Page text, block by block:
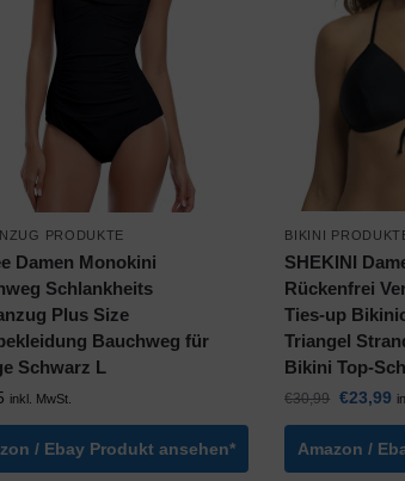
PRODUKTE
Damen Monokini
Schlankheits
Plus Size
Bauchweg für
Schwarz L
inkl. MwSt.
/ Ebay Produkt ansehen*
BIKINI
SHEKINI
Rückenfrei
Ties-up
Triangel
Bikini Top-
€30,99 €23,99
Amazon /